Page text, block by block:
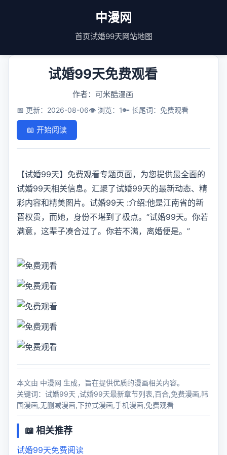
中漫网
首页试婚99天网站地图
试婚99天免费观看
作者：可米酷漫画
📅 更新：2026-08-06👁️ 浏览：1🔑 长尾词：免费观看
📖 开始阅读
【试婚99天】免费观看专题页面，为您提供最全面的
试婚99天相关信息。汇聚了试婚99天的最新动态、精
彩内容和精美图片。试婚99天 :介绍:他是江南省的新
晋权贵，而她，身份不堪到了极点。“试婚99天。你若
满意，这辈子凑合过了。你若不满，离婚便是。”
本文由 中漫网 生成，旨在提供优质的漫画相关内容。
关键词：试婚99天 ,试婚99天最新章节列表,百合,免费漫画,韩
国漫画,无删减漫画,下拉式漫画,手机漫画,免费观看
📖 相关推荐
试婚99天免费阅读